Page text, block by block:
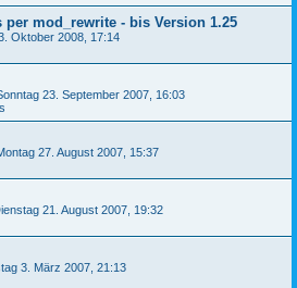
mod_rewrite - bis Version 1.25
Oktober 2008, 17:14
23. September 2007, 16:03
27. August 2007, 15:37
21. August 2007, 19:32
3. März 2007, 21:13